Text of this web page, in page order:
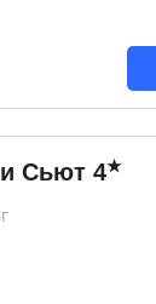
Сьют 4★